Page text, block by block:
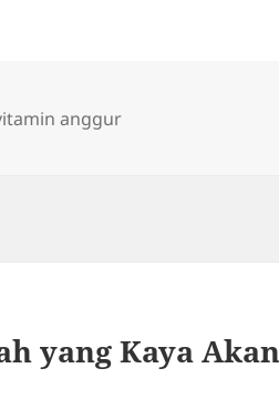
anggur
yang Kaya Akan